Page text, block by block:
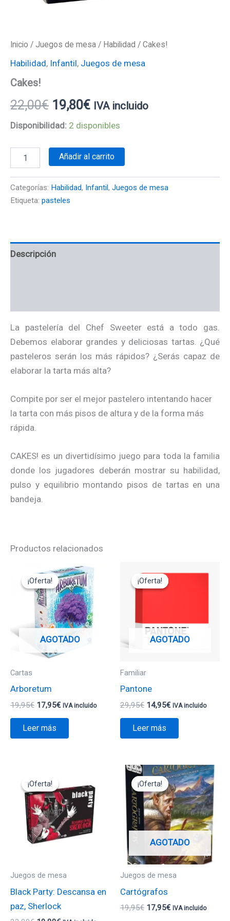
Inicio / Juegos de mesa / Habilidad / Cakes!
Habilidad, Infantil, Juegos de mesa
Cakes!
22,00€ 19,80€ IVA incluido
Disponibilidad: 2 disponibles
Añadir al carrito
Categorías: Habilidad, Infantil, Juegos de mesa
Etiqueta: pasteles
Descripción
La pastelería del Chef Sweeter está a todo gas.
Debemos elaborar grandes y deliciosas tartas. ¿Qué
pasteleros serán los más rápidos? ¿Serás capaz de
elaborar la tarta más alta?
Compite por ser el mejor pastelero intentando hacer
la tarta con más pisos de altura y de la forma más
rápida.
CAKES! es un divertidísimo juego para toda la familia
donde los jugadores deberán mostrar su habilidad,
pulso y equilibrio montando pisos de tartas en una
bandeja.
Productos relacionados
¡Oferta!
AGOTADO
¡Oferta!
Cartas
Arboretum
19,95€
precio
original
era:
19,95€.
17,95€
El
precio
actual
es:
17,95€.
IVA incluido
Leer más
¡Oferta!
AGOTADO
¡Oferta!
Familiar
Pantone
29,95€
precio
original
14,95€
precio
IVA incluido
Leer más
¡Oferta!
¡Oferta!
Juegos de mesa
Black Party: Descansa en
paz, Sherlock
precio
original
era:
22,00€.
actual
es:
19,80€.
¡Oferta!
AGOTADO
¡Oferta!
Juegos de mesa
Cartógrafos
19,95€
precio
original
era:
19,95€.
17,95€
El
precio
actual
es:
17,95€.
IVA incluido